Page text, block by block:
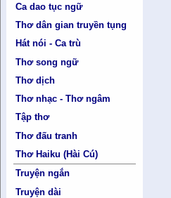
Ca dao tục ngữ
Thơ dân gian truyền tụng
Hát nói - Ca trù
Thơ song ngữ
Thơ dịch
Thơ nhạc - Thơ ngâm
Tập thơ
Thơ đấu tranh
Thơ Haiku (Hài Cú)
Truyện ngắn
Truyện dài